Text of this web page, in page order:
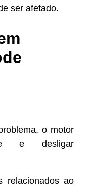
ser afetado.
o motor
e desligar
relacionados ao